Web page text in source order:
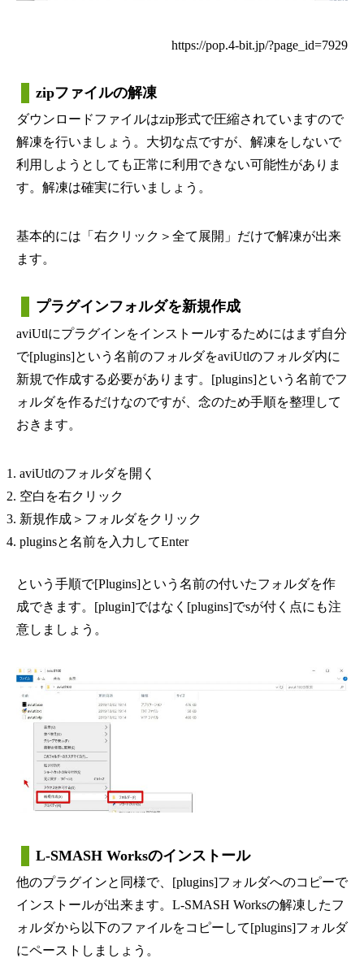
https://pop.4-bit.jp/?page_id=7929
zipファイルの解凍
ダウンロードファイルはzip形式で圧縮されていますので
解凍を行いましょう。大切な点ですが、解凍をしないで
利用しようとしても正常に利用できない可能性がありま
す。解凍は確実に行いましょう。
基本的には「右クリック＞全て展開」だけで解凍が出来
ます。
プラグインフォルダを新規作成
aviUtlにプラグインをインストールするためにはまず自分
で[plugins]という名前のフォルダをaviUtlのフォルダ内に
新規で作成する必要があります。[plugins]という名前でフ
ォルダを作るだけなのですが、念のため手順を整理して
おきます。
aviUtlのフォルダを開く
空白を右クリック
新規作成＞フォルダをクリック
pluginsと名前を入力してEnter
という手順で[Plugins]という名前の付いたフォルダを作
成できます。[plugin]ではなく[plugins]でsが付く点にも注
意しましょう。
L-SMASH Worksのインストール
他のプラグインと同様で、[plugins]フォルダへのコピーで
インストールが出来ます。L-SMASH Worksの解凍したフ
ォルダから以下のファイルをコピーして[plugins]フォルダ
にペーストしましょう。